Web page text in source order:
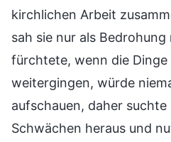
kirchlichen Arbeit
sah sie nur als
fürchtete, wenn die Dinge
weitergingen, würde
aufschauen, daher
Schwächen heraus und